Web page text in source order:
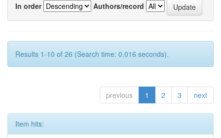
In order
Authors/record
Results 1-10 of 26 (Search time: 0.016 seconds).
previous 1 2 3 next
Item hits: